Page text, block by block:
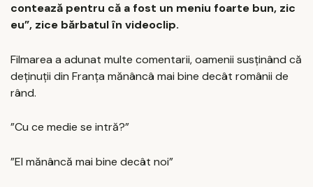
contează pentru că a fost un meniu foarte bun, zic
eu”, zice bărbatul în videoclip.
Filmarea a adunat multe comentarii, oamenii susținând că
deținuții din Franța mănâncâ mai bine decât românii de
rând.
”Cu ce medie se intră?”
”El mănâncă mai bine decât noi”